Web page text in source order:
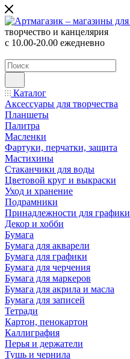
творчество и канцелярия
с 10.00-20.00 ежедневно
Каталог
Аксессуары для творчества
Планшеты
Палитра
Масленки
Фартуки, перчатки, защита
Мастихины
Стаканчики для воды
Цветовой круг и выкраски
Уход и хранение
Подрамники
Принадлежности для графики
Декор и хобби
Бумага
Бумага для акварели
Бумага для графики
Бумага для черчения
Бумага для маркеров
Бумага для акрила и масла
Бумага для записей
Тетради
Картон, пенокартон
Каллиграфия
Перья и держатели
Тушь и чернила